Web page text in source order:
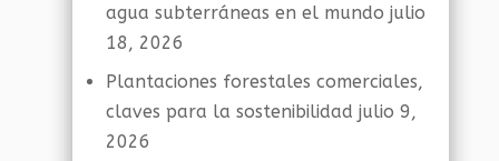
agua subterráneas en el mundo julio
18, 2026
Plantaciones forestales comerciales,
claves para la sostenibilidad julio 9,
2026